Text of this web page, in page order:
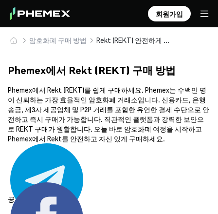
회원가입
암호화폐 구매 방법 Rekt (REKT) 안전하게 구매 및 보관
Phemex에서 Rekt (REKT) 구매 방법
Phemex에서 Rekt (REKT)를 쉽게 구매하세요. Phemex는 수백만 명
이 신뢰하는 가장 효율적인 암호화폐 거래소입니다. 신용카드, 은행
송금, 제3자 제공업체 및 P2P 거래를 포함한 유연한 결제 수단으로 안
전하고 즉시 구매가 가능합니다. 직관적인 플랫폼과 강력한 보안으
로 REKT 구매가 원활합니다. 오늘 바로 암호화폐 여정을 시작하고
Phemex에서 Rekt를 안전하고 자신 있게 구매하세요.
공유하기: